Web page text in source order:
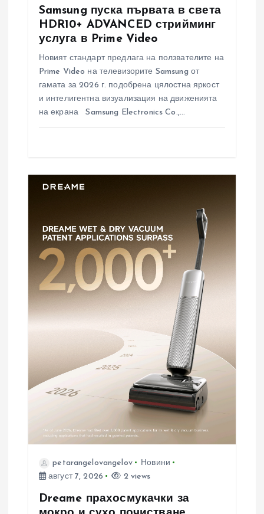
Samsung пуска първата в света
HDR10+ ADVANCED стрийминг
услуга в Prime Video
Новият стандарт предлага на ползвателите на
Prime Video на телевизорите Samsung от
гамата за 2026 г. подобрена цялостна яркост
и интелигентна визуализация на движенията
на екрана Samsung Electronics Co.,…
petarangelovangelov
Новини
август 7, 2026
2 views
Dreame прахосмукачки за